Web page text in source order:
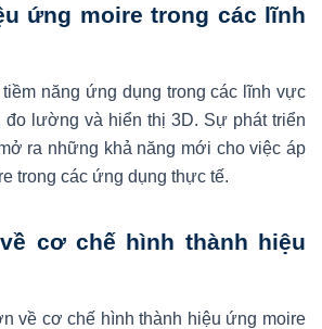
ứng moire trong các lĩnh
năng ứng dụng trong các lĩnh vực
đo lường và hiển thị 3D. Sự phát triển
ra những khả năng mới cho việc áp
trong các ứng dụng thực tế.
cơ chế hình thành hiệu
về cơ chế hình thành hiệu ứng moire